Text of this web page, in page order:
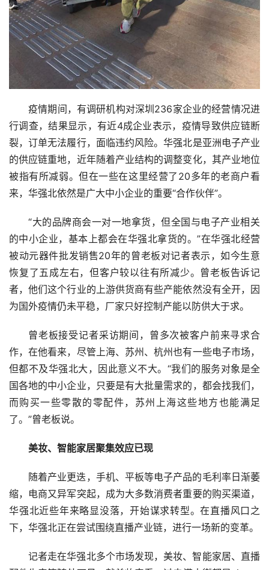
疫情期间，有调研机构对深圳236家企业的经营情况进
行调查，结果显示，有近4成企业表示，疫情导致供应链断
裂，订单无法履行，面临违约风险。华强北是亚洲电子产业
的供应链重地，近年随着产业结构的调整变化，其产业地位
被指有所减弱。但在一些在这里经营了20多年的老商户看
来，华强北依然是广大中小企业的重要“合作伙伴”。
“大的品牌商会一对一地拿货，但全国与电子产业相关
的中小企业，基本上都会在华强北拿货的。”在华强北经营
被动元器件批发销售20年的曾老板对记者表示，如今生意
恢复了五成左右，但客户较以往有所减少。曾老板告诉记
者，他们这个行业的上游供货商有些产能依然没有全开，因
为国外疫情仍未平稳，厂家只好控制产能以防供大于求。
曾老板接受记者采访期间，曾多次被客户前来寻求合
作，在他看来，尽管上海、苏州、杭州也有一些电子市场，
但都不及华强北大，因此意义不大。“我们的服务对象是全
国各地的中小企业，只要是有大批量需求的，都会找我们，
而购买一些零散的零配件，苏州上海这些地方也能满足
了。”曾老板说。
美妆、智能家居聚集效应已现
随着产业更迭，手机、平板等电子产品的毛利率日渐萎
缩，电商又异军突起，成为大多数消费者重要的购买渠道，
华强北近些年来略显没落，开始谋求转型。在直播风口之
下，华强北正在尝试围绕直播产业链，进行一场新的变革。
记者走在华强北多个市场发现，美妆、智能家居、直播